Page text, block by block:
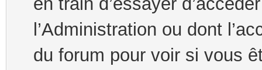
l’Administration ou dont
du forum pour voir si vous